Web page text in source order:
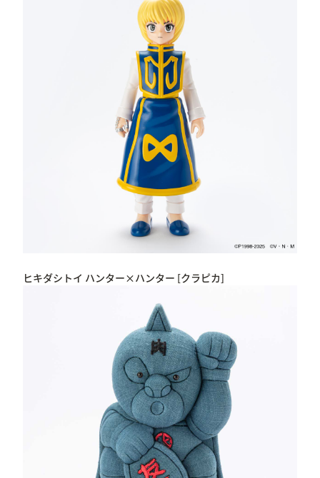
ヒキダシトイ ハンター×ハンター [クラピカ]